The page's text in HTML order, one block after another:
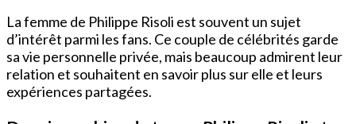
La femme de Philippe Risoli est souvent un sujet
d’intérêt parmi les fans. Ce couple de célébrités garde
sa vie personnelle privée, mais beaucoup admirent leur
relation et souhaitent en savoir plus sur elle et leurs
expériences partagées.